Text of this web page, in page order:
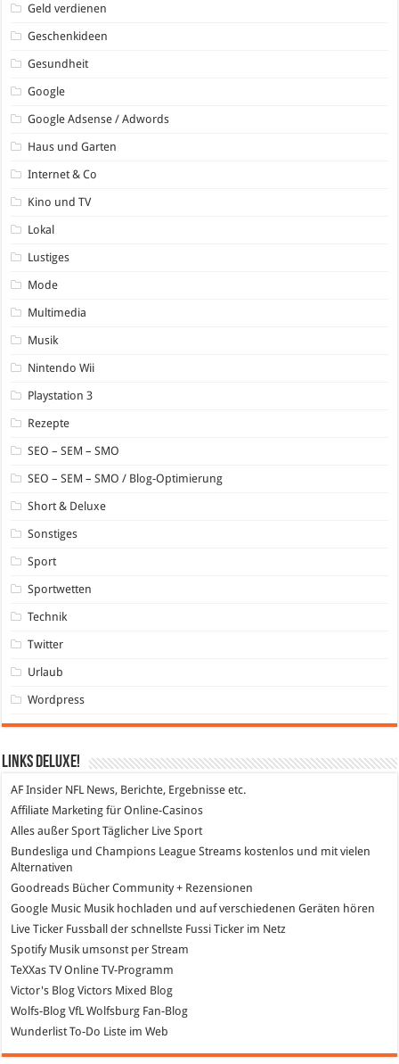
Geld verdienen
Geschenkideen
Gesundheit
Google
Google Adsense / Adwords
Haus und Garten
Internet & Co
Kino und TV
Lokal
Lustiges
Mode
Multimedia
Musik
Nintendo Wii
Playstation 3
Rezepte
SEO – SEM – SMO
SEO – SEM – SMO / Blog-Optimierung
Short & Deluxe
Sonstiges
Sport
Sportwetten
Technik
Twitter
Urlaub
Wordpress
Links DeLuXe!
AF Insider NFL News, Berichte, Ergebnisse etc.
Affiliate Marketing für Online-Casinos
Alles außer SportTäglicher Live Sport
Bundesliga und Champions League Streams kostenlos und mit vielen
Alternativen
Goodreads Bücher Community + Rezensionen
Google Music Musik hochladen und auf verschiedenen Geräten hören
Live Ticker Fussball
der schnellste Fussi Ticker im Netz
SpotifyMusik umsonst per Stream
TeXXas TVOnline TV-Programm
Victor's Blog Victors Mixed Blog
Wolfs-Blog VfL Wolfsburg Fan-Blog
WunderlistTo-Do Liste im Web